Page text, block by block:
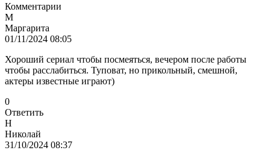
Комментарии
М
Маргарита
01/11/2024 08:05
Хороший сериал чтобы посмеяться, вечером после работы
чтобы расслабиться. Туповат, но прикольный, смешной,
актеры известные играют)
0
Ответить
Н
Николай
31/10/2024 08:37